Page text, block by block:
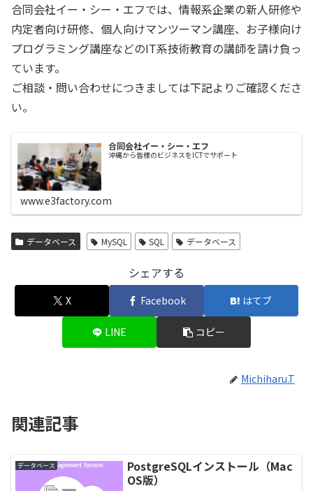
合同会社イー・シー・エフでは、情報系企業の新人研修や
内定者向け研修、個人向けマンツーマン講座、お子様向け
プログラミング講座などのIT系技術教育の講師を請け負っ
ています。
ご相談・問い合わせにつきましては下記よりご確認くださ
い。
合同会社イー・シー・エフ
沖縄から皆様のビジネスをICTでサポート
www.e3factory.com
データベース MySQL SQL データベース
シェアする
X Facebook はてブ
LINE コピー
Michiharu.T
関連記事
データベース
PostgreSQLインストール（Mac
OS版）